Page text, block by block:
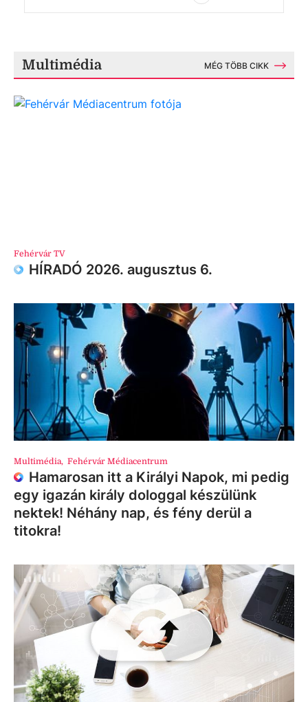
Multimédia MÉG TÖBB CIKK
Fehérvár TV
HÍRADÓ 2026. augusztus 6.
Multimédia, Fehérvár Médiacentrum
Hamarosan itt a Királyi Napok, mi pedig
egy igazán király dologgal készülünk
nektek! Néhány nap, és fény derül a
titokra!